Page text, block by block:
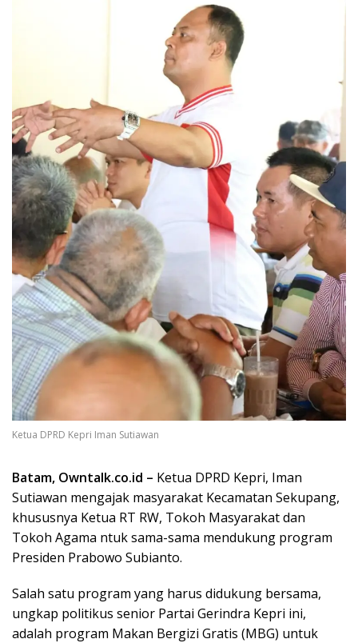
Ketua DPRD Kepri Iman Sutiawan
Batam, Owntalk.co.id – Ketua DPRD Kepri, Iman
Sutiawan mengajak masyarakat Kecamatan Sekupang,
khususnya Ketua RT RW, Tokoh Masyarakat dan
Tokoh Agama ntuk sama-sama mendukung program
Presiden Prabowo Subianto.
Salah satu program yang harus didukung bersama,
ungkap politikus senior Partai Gerindra Kepri ini,
adalah program Makan Bergizi Gratis (MBG) untuk